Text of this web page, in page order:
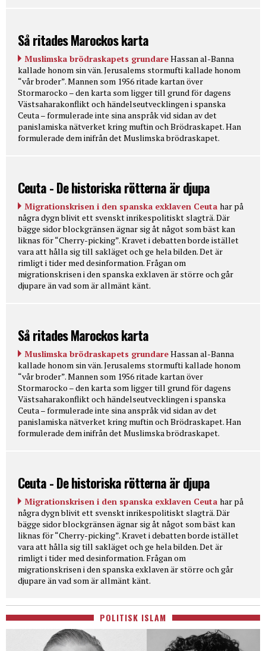
Så ritades Marockos karta
Muslimska brödraskapets grundareHassan al-Banna
kallade honom sin vän. Jerusalems stormufti kallade honom
“vår broder”. Mannen som 1956 ritade kartan över
Stormarocko – den karta som ligger till grund för dagens
Västsaharakonflikt och händelseutvecklingen i spanska
Ceuta – formulerade inte sina anspråk vid sidan av det
panislamiska nätverket kring muftin och Brödraskapet. Han
formulerade dem inifrån det Muslimska brödraskapet.
Ceuta - De historiska rötterna är djupa
Migrationskrisen i den spanska exklaven Ceuta har på
några dygn blivit ett svenskt inrikespolitiskt slagträ. Där
bägge sidor blockgränsen ägnar sig åt något som bäst kan
liknas för “Cherry-picking”. Kravet i debatten borde istället
vara att hålla sig till sakläget och ge hela bilden. Det är
rimligt i tider med desinformation. Frågan om
migrationskrisen i den spanska exklaven är större och går
djupare än vad som är allmänt känt.
Så ritades Marockos karta
Muslimska brödraskapets grundareHassan al-Banna
kallade honom sin vän. Jerusalems stormufti kallade honom
“vår broder”. Mannen som 1956 ritade kartan över
Stormarocko – den karta som ligger till grund för dagens
Västsaharakonflikt och händelseutvecklingen i spanska
Ceuta – formulerade inte sina anspråk vid sidan av det
panislamiska nätverket kring muftin och Brödraskapet. Han
formulerade dem inifrån det Muslimska brödraskapet.
Ceuta - De historiska rötterna är djupa
Migrationskrisen i den spanska exklaven Ceuta har på
några dygn blivit ett svenskt inrikespolitiskt slagträ. Där
bägge sidor blockgränsen ägnar sig åt något som bäst kan
liknas för “Cherry-picking”. Kravet i debatten borde istället
vara att hålla sig till sakläget och ge hela bilden. Det är
rimligt i tider med desinformation. Frågan om
migrationskrisen i den spanska exklaven är större och går
djupare än vad som är allmänt känt.
POLITISK ISLAM